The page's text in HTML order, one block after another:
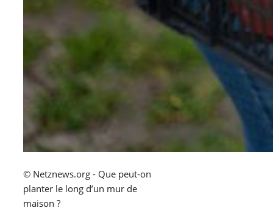
© Netznews.org - Que peut-on
planter le long d’un mur de
maison ?